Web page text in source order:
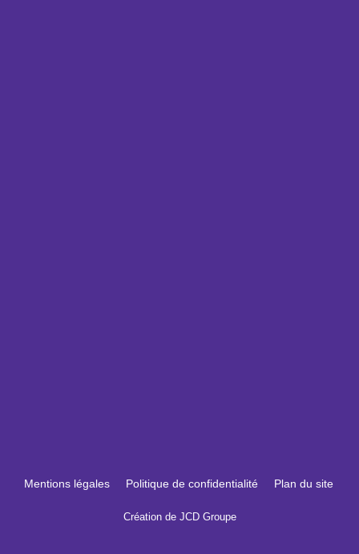
Mentions légales Politique de confidentialité Plan du site
Création de JCD Groupe